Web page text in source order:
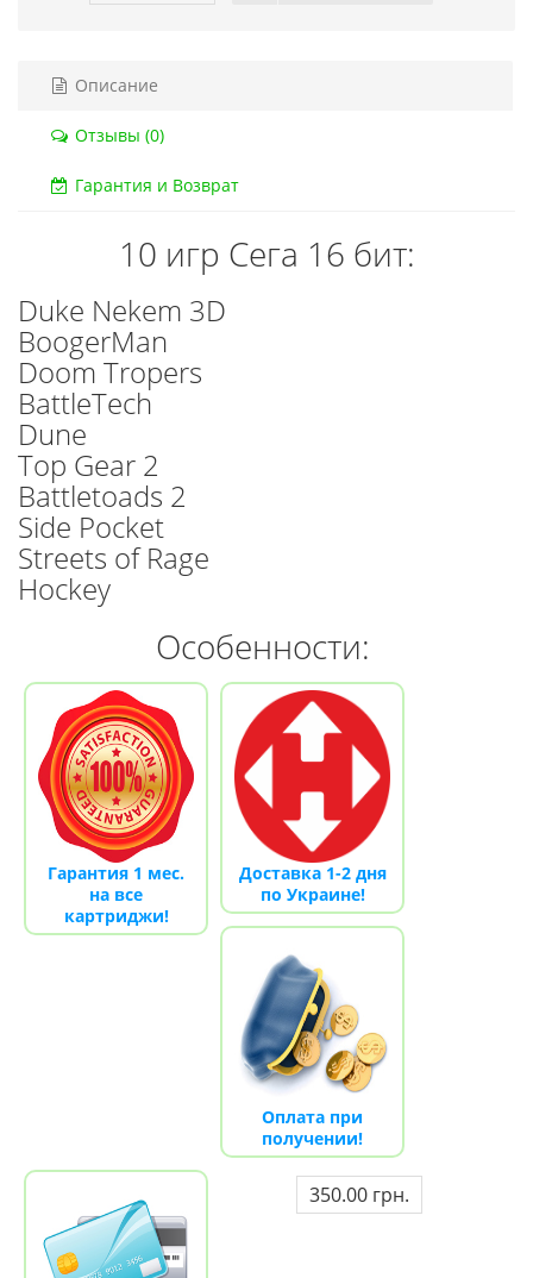
Описание
Отзывы (0)
Гарантия и Возврат
10 игр Сега 16 бит:
Duke Nekem 3D
BoogerMan
Doom Tropers
BattleTech
Dune
Top Gear 2
Battletoads 2
Side Pocket
Streets of Rage
Hockey
Особенности:
Гарантия 1 мес.
на все
картриджи!
Доставка 1-2 дня
по Украине!
Оплата при
получении!
350.00 грн.